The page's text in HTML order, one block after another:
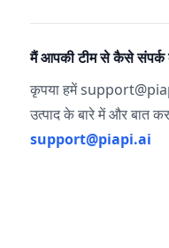
मैं आपकी टीम से कैसे
कृपया हमें
उत्पाद के बारे में और बात
support@piapi.ai